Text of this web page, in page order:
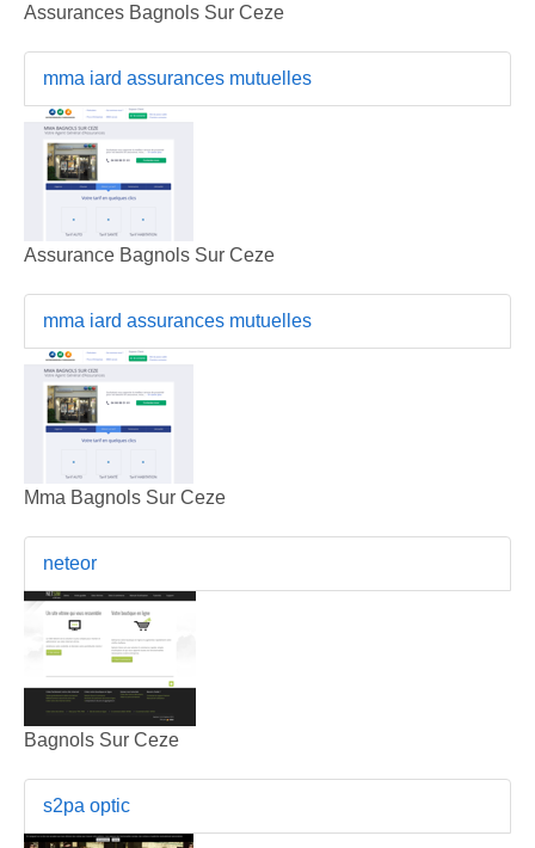
Assurances Bagnols Sur Ceze
mma iard assurances mutuelles
Assurance Bagnols Sur Ceze
mma iard assurances mutuelles
Mma Bagnols Sur Ceze
neteor
Bagnols Sur Ceze
s2pa optic